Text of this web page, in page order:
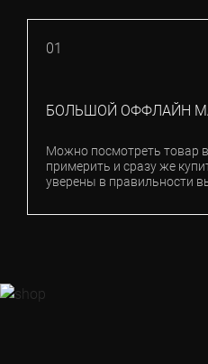
01
БОЛЬШОЙ ОФФЛАЙН
Можно посмотреть товар
примерить и сразу же
уверены в правильности